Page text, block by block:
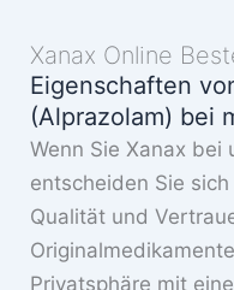
Xanax Online
Eigenschaften
(Alprazolam) bei
Wenn Sie Xanax bei
entscheiden Sie
Qualität und
Privatsphäre mit